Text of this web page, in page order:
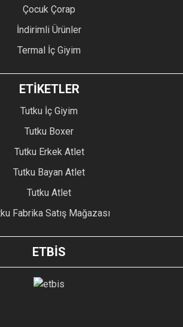
Çocuk Çorap
İndirimli Ürünler
Termal İç Giyim
ETİKETLER
Tutku İç Giyim
Tutku Boxer
Tutku Erkek Atlet
Tutku Bayan Atlet
Tutku Atlet
Fabrika Satış Mağazası
ETBİS